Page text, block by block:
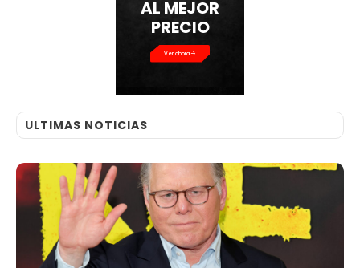
AL MEJOR
PRECIO
Ver ahora
ULTIMAS NOTICIAS